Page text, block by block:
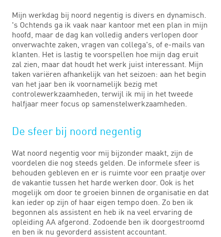
Mijn werkdag bij noord negentig is divers en dynamisch.
's Ochtends ga ik vaak naar kantoor met een plan in mijn
hoofd, maar de dag kan volledig anders verlopen door
onverwachte zaken, vragen van collega's, of e-mails van
klanten. Het is lastig te voorspellen hoe mijn dag eruit
zal zien, maar dat houdt het werk juist interessant. Mijn
taken variëren afhankelijk van het seizoen: aan het begin
van het jaar ben ik voornamelijk bezig met
controlewerkzaamheden, terwijl ik mij in het tweede
halfjaar meer focus op samenstelwerkzaamheden.
De sfeer bij noord negentig
Wat noord negentig voor mij bijzonder maakt, zijn de
voordelen die nog steeds gelden. De informele sfeer is
behouden gebleven en er is ruimte voor een praatje over
de vakantie tussen het harde werken door. Ook is het
mogelijk om door te groeien binnen de organisatie en dat
kan ieder op zijn of haar eigen tempo doen. Zo ben ik
begonnen als assistent en heb ik na veel ervaring de
opleiding AA afgerond. Zodoende ben ik doorgestroomd
en ben ik nu gevorderd assistent accountant.